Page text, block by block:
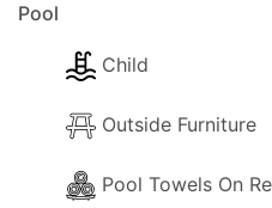
Pool
Child
Outside Furniture
Pool Towels On